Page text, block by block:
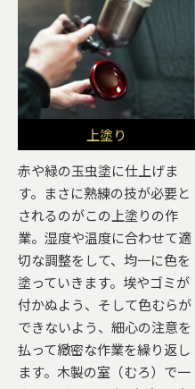
上塗り
赤や緑の玉虫塗に仕上げま
す。まさに熟練の技が必要と
されるのがこの上塗りの作
業。湿度や温度に合わせて適
切な調整をして、均一に色を
塗っていきます。埃やゴミが
付かぬよう、そして色むらが
できないよう、細心の注意を
払って緻密な作業を繰り返し
ます。木製の室（むろ）で一